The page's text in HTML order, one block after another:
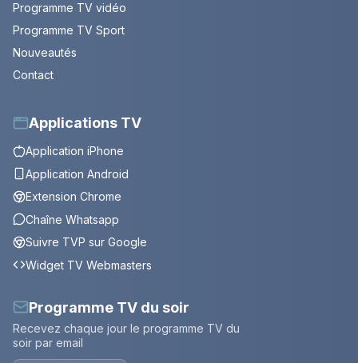
Programme TV vidéo
Programme TV Sport
Nouveautés
Contact
Applications TV
Application iPhone
Application Android
Extension Chrome
Chaîne Whatsapp
Suivre TVP sur Google
Widget TV Webmasters
Programme TV du soir
Recevez chaque jour le programme TV du
soir par email